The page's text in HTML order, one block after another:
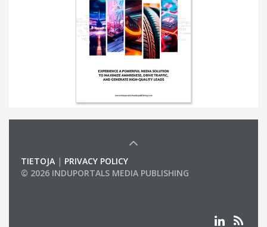
TIETOJA | PRIVACY POLICY
© 2026 INDUPORTALS MEDIA PUBLISHING